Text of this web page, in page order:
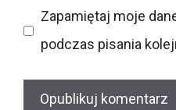
Zapamiętaj moje
podczas pisania